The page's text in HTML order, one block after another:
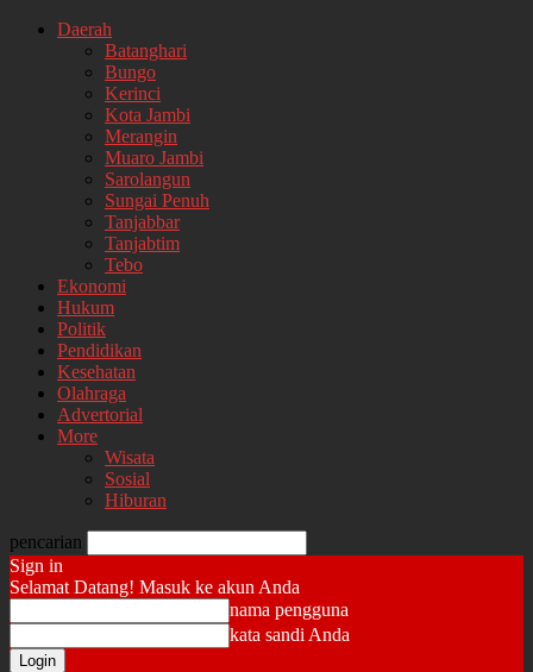
Daerah
Batanghari
Bungo
Kerinci
Kota Jambi
Merangin
Muaro Jambi
Sarolangun
Sungai Penuh
Tanjabbar
Tanjabtim
Tebo
Ekonomi
Hukum
Politik
Pendidikan
Kesehatan
Olahraga
Advertorial
More
Wisata
Sosial
Hiburan
pencarian
Sign in
Selamat Datang! Masuk ke akun Anda
nama pengguna
kata sandi Anda